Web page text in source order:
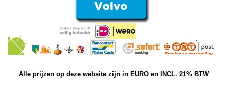
Alle prijzen op deze website zijn in EURO en INCL. 21% BTW